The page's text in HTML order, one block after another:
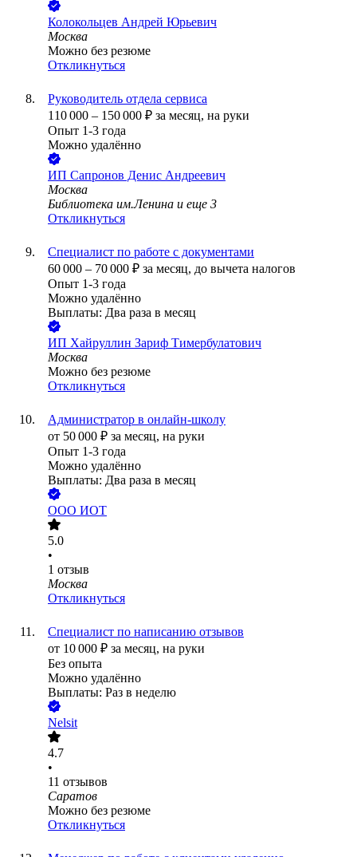
Колокольцев Андрей Юрьевич
Москва
Можно без резюме
Откликнуться
Руководитель отдела сервиса
110 000 – 150 000 ₽ за месяц, на руки
Опыт 1-3 года
Можно удалённо
ИП Сапронов Денис Андреевич
Москва
Библиотека им.Ленина и еще 3
Откликнуться
Специалист по работе с документами
60 000 – 70 000 ₽ за месяц, до вычета налогов
Опыт 1-3 года
Можно удалённо
Выплаты: Два раза в месяц
ИП Хайруллин Зариф Тимербулатович
Москва
Можно без резюме
Откликнуться
Администратор в онлайн-школу
от 50 000 ₽ за месяц, на руки
Опыт 1-3 года
Можно удалённо
Выплаты: Два раза в месяц
ООО ИОТ
5.0
•
1 отзыв
Москва
Откликнуться
Специалист по написанию отзывов
от 10 000 ₽ за месяц, на руки
Без опыта
Можно удалённо
Выплаты: Раз в неделю
Nelsit
4.7
•
11 отзывов
Саратов
Можно без резюме
Откликнуться